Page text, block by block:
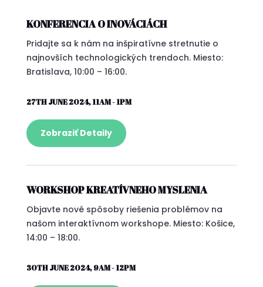
KONFERENCIA O INOVÁCIÁCH
Pridajte sa k nám na inšpiratívne stretnutie o
najnovších technologických trendoch. Miesto:
Bratislava, 10:00 – 16:00.
27TH JUNE 2024, 11AM - 1PM
Zobraziť Detaily
WORKSHOP KREATÍVNEHO MYSLENIA
Objavte nové spôsoby riešenia problémov na
našom interaktívnom workshope. Miesto: Košice,
14:00 – 18:00.
30TH JUNE 2024, 9AM - 12PM